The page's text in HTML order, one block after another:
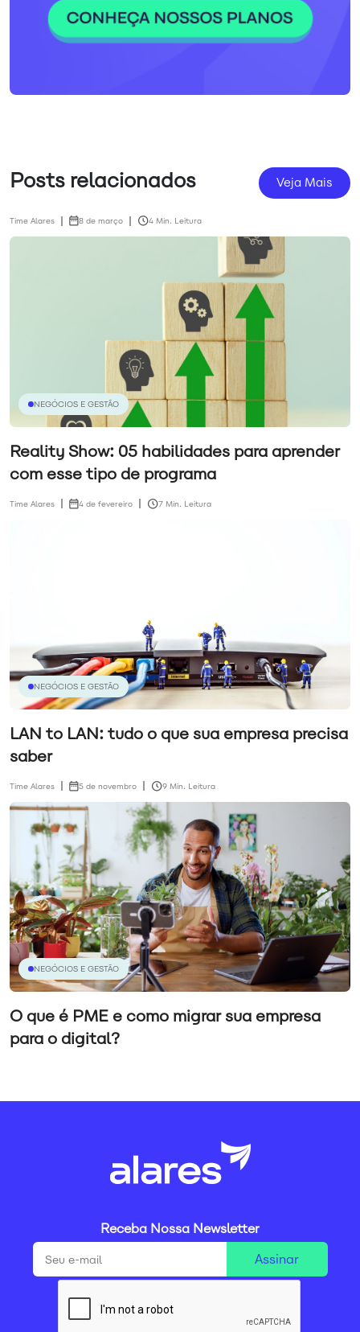
Posts relacionados Veja Mais
Time Alares 8 de março 4 Min. Leitura
NEGÓCIOS E GESTÃO
Reality Show: 05 habilidades para aprender
com esse tipo de programa
Time Alares 4 de fevereiro 7 Min. Leitura
NEGÓCIOS E GESTÃO
LAN to LAN: tudo o que sua empresa precisa
saber
Time Alares 5 de novembro 9 Min. Leitura
NEGÓCIOS E GESTÃO
O que é PME e como migrar sua empresa
para o digital?
Receba Nossa Newsletter
Assinar